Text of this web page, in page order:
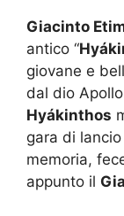
Giacinto
antico “
giovane e
dal dio
Hyákinthos
gara di
memoria,
appunto il